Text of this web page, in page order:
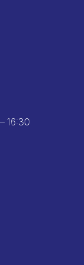
16:30